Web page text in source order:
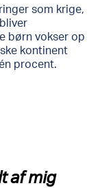
som krige,
børn vokser op
kontinent
procent.
af mig